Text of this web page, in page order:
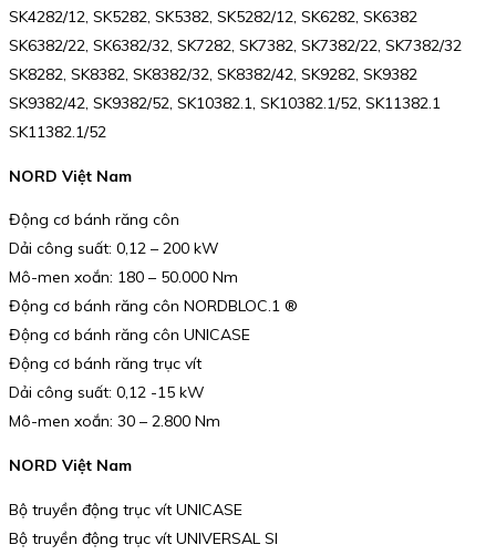
SK4282/12, SK5282, SK5382, SK5282/12, SK6282, SK6382
SK6382/22, SK6382/32, SK7282, SK7382, SK7382/22, SK7382/32
SK8282, SK8382, SK8382/32, SK8382/42, SK9282, SK9382
SK9382/42, SK9382/52, SK10382.1, SK10382.1/52, SK11382.1
SK11382.1/52
NORD Việt Nam
Động cơ bánh răng côn
Dải công suất: 0,12 – 200 kW
Mô-men xoắn: 180 – 50.000 Nm
Động cơ bánh răng côn NORDBLOC.1 ®
Động cơ bánh răng côn UNICASE
Động cơ bánh răng trục vít
Dải công suất: 0,12 -15 kW
Mô-men xoắn: 30 – 2.800 Nm
NORD Việt Nam
Bộ truyền động trục vít UNICASE
Bộ truyền động trục vít UNIVERSAL SI